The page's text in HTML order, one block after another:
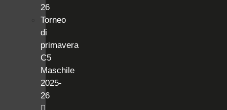
26
Torneo
di
primavera
C5
Maschile
2025-
26